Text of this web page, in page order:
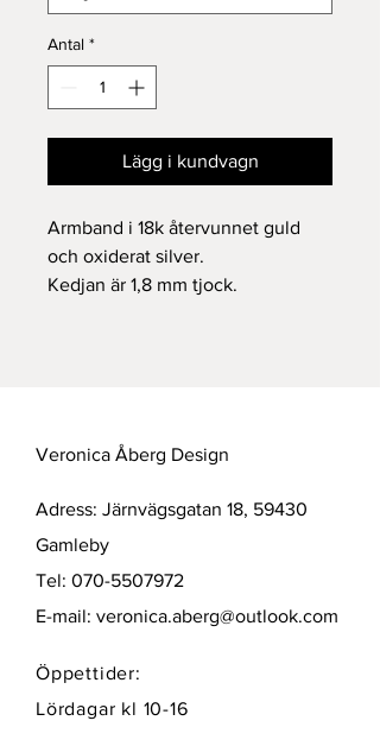
Antal *
Lägg i kundvagn
Armband i 18k återvunnet guld
och oxiderat silver.
Kedjan är 1,8 mm tjock.
Veronica Åberg Design
Adress: Järnvägsgatan 18, 59430
Gamleby
Tel: 070-5507972
E-mail: veronica.aberg@outlook.com
Öppettider:
Lördagar kl 10-16